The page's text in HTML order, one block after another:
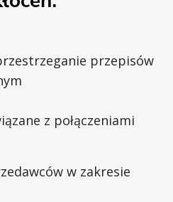
przepisów
z połączeniami
w zakresie